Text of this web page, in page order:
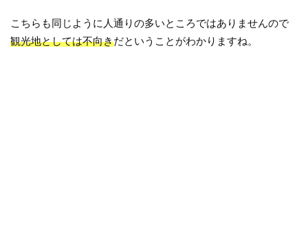
こちらも同じように人通りの多いところではありませんので
観光地としては不向きだということがわかりますね。